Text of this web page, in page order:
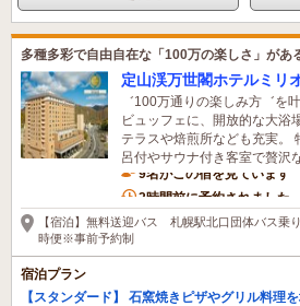
多種多彩で自由自在な「100万の楽しさ」があ
定山渓万世閣ホテルミリ
゛100万通りの楽しみ方゛を
ビュッフェに、開放的な大浴
テラスや焙煎所なども充実。
呂付やサウナ付き客室で贅沢
9名がこの宿を見ています
2時間前に予約されました
【宿泊】無料送迎バス 札幌駅北口団体バス乗
時便※事前予約制
宿泊プラン
【スタンダード】 石窯焼きピザやグリル料